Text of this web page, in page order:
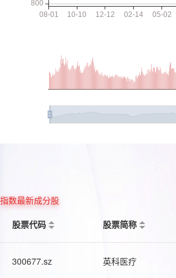
指数最新成分股
股票代码
股票简称
300677.sz 英科医疗